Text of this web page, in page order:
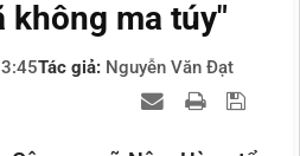
không ma túy"
Tác giả: Nguyễn Văn Đạt